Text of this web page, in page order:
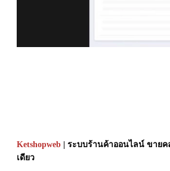
Ketshopweb | ระบบร้านค้าออนไลน์ ขาย
เดียว